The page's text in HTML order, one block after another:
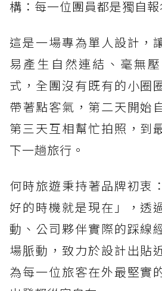
構：每一位團員都是獨自報
這是一場專為單人設計，
易產生自然連結、毫無
式，全團沒有既有的小圈
帶著點客氣，第二天開始
第三天互相幫忙拍照，到
下一趟旅行。
何時旅遊秉持著品牌初衷
好的時機就是現在」，透
動、公司夥伴實際的踩線
場脈動，致力於設計出貼
為每一位旅客在外最堅實